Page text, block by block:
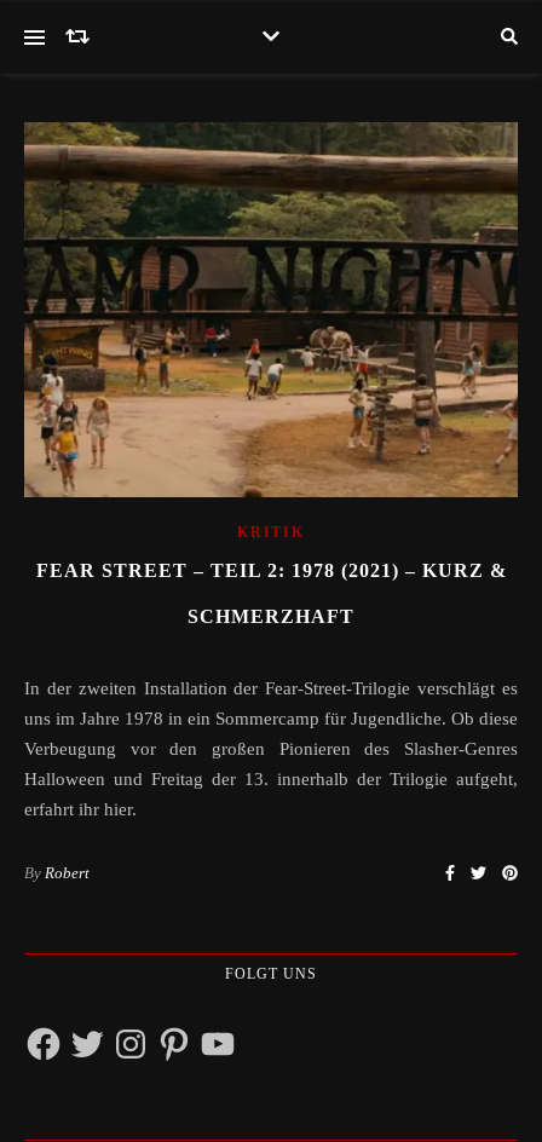
KRITIK
FEAR STREET – TEIL 2: 1978 (2021) – KURZ &
SCHMERZHAFT
In der zweiten Installation der Fear-Street-Trilogie verschlägt es
uns im Jahre 1978 in ein Sommercamp für Jugendliche. Ob diese
Verbeugung vor den großen Pionieren des Slasher-Genres
Halloween und Freitag der 13. innerhalb der Trilogie aufgeht,
erfahrt ihr hier.
By Robert
FOLGT UNS
FacebookTwitterInstagramPinterestYouTube